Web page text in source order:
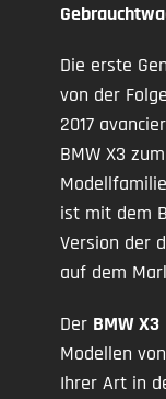
Die erste
von der
2017
BMW X3
ist mit dem
Version der
auf dem
Der BMW X3
Modellen
Ihrer Art in